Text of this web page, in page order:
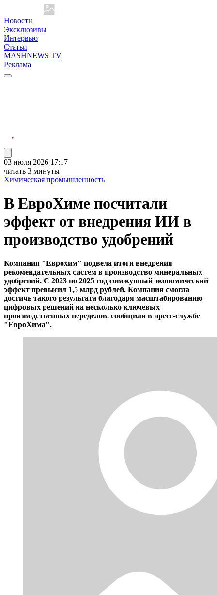
Новости
Эксклюзивы
Интервью
Статьи
MASHNEWS TV
Реклама
03 июля 2026 17:17
читать 3 минуты
Химическая промышленность
В ЕвроХиме посчитали
эффект от внедрения ИИ в
производство удобрений
Компания "Еврохим" подвела итоги внедрения
рекомендательных систем в производство минеральных
удобрений. С 2023 по 2025 год совокупный экономический
эффект превысил 1,5 млрд рублей. Компания смогла
достичь такого результата благодаря масштабированию
цифровых решений на несколько ключевых
производственных переделов, сообщили в пресс-службе
"ЕвроХима".